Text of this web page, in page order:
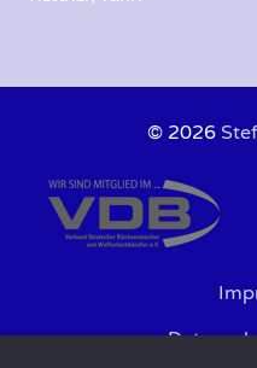
© 2026